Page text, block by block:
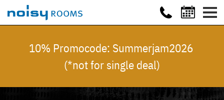
10% Promocode: Summerjam2026
(*not for single deal)